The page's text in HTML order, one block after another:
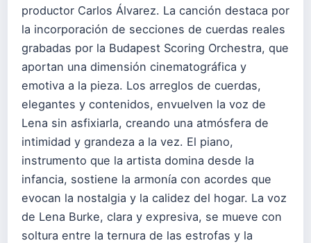
productor Carlos Álvarez. La canción destaca por
la incorporación de secciones de cuerdas reales
grabadas por la Budapest Scoring Orchestra, que
aportan una dimensión cinematográfica y
emotiva a la pieza. Los arreglos de cuerdas,
elegantes y contenidos, envuelven la voz de
Lena sin asfixiarla, creando una atmósfera de
intimidad y grandeza a la vez. El piano,
instrumento que la artista domina desde la
infancia, sostiene la armonía con acordes que
evocan la nostalgia y la calidez del hogar. La voz
de Lena Burke, clara y expresiva, se mueve con
soltura entre la ternura de las estrofas y la